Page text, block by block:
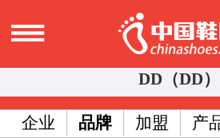
DD（DD）
企业 品牌 加盟 产